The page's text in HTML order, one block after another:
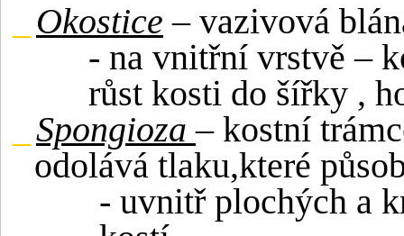
Okostice – vazivová
- na vnitřní vrstvě –
růst kosti do šířky ,
Spongioza– kostní
odolává tlaku,které
- uvnitř plochých a